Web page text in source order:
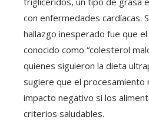
con enfermedades cardíacas.
hallazgo inesperado fue que
conocido como “colesterol
quienes siguieron la dieta
sugiere que el procesamiento
impacto negativo si los
criterios saludables.